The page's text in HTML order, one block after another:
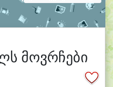
მოვრჩები